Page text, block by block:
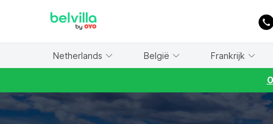
Netherlands België Frankrijk